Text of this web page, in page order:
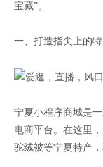
宝藏”。
一、打造指尖上的
宁夏小程序商城是
电商平台。在这里
驼绒被等宁夏特产